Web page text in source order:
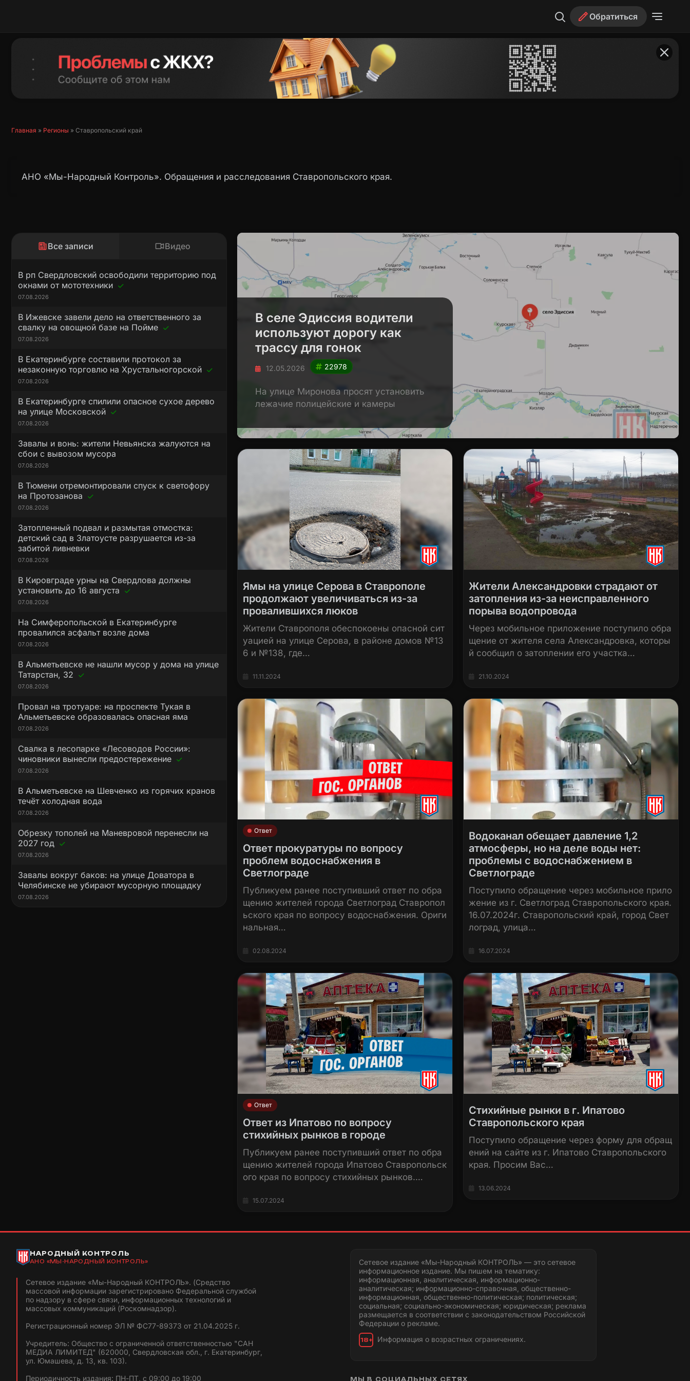
Обратиться
Главная » Регионы » Ставропольский край
АНО «Мы-Народный Контроль». Обращения и расследования Ставропольского края.
Все записи Видео
В рп Свердловский освободили территорию под
окнами от мототехники
07.08.2026
В Ижевске завели дело на ответственного за
свалку на овощной базе на Пойме
07.08.2026
В Екатеринбурге составили протокол за
незаконную торговлю на Хрустальногорской
07.08.2026
В Екатеринбурге спилили опасное сухое дерево
на улице Московской
07.08.2026
Завалы и вонь: жители Невьянска жалуются на
сбои с вывозом мусора
07.08.2026
В Тюмени отремонтировали спуск к светофору
на Протозанова
07.08.2026
Затопленный подвал и размытая отмостка:
детский сад в Златоусте разрушается из-за
забитой ливневки
07.08.2026
В Кировграде урны на Свердлова должны
установить до 16 августа
07.08.2026
На Симферопольской в Екатеринбурге
провалился асфальт возле дома
07.08.2026
В Альметьевске не нашли мусор у дома на улице
Татарстан, 32
07.08.2026
Провал на тротуаре: на проспекте Тукая в
Альметьевске образовалась опасная яма
07.08.2026
Свалка в лесопарке «Лесоводов России»:
чиновники вынесли предостережение
07.08.2026
В Альметьевске на Шевченко из горячих кранов
течёт холодная вода
07.08.2026
Обрезку тополей на Маневровой перенесли на
2027 год
07.08.2026
Завалы вокруг баков: на улице Доватора в
Челябинске не убирают мусорную площадку
07.08.2026
В селе Эдиссия водители
используют дорогу как
трассу для гонок
12.05.2026 22978
На улице Миронова просят установить
лежачие полицейские и камеры
Ямы на улице Серова в Ставрополе
продолжают увеличиваться из-за
провалившихся люков
Жители Ставрополя обеспокоены опасной сит
уацией на улице Серова, в районе домов №13
6 и №138, где…
11.11.2024
Жители Александровки страдают от
затопления из-за неисправленного
порыва водопровода
Через мобильное приложение поступило обра
щение от жителя села Александровка, которы
й сообщил о затоплении его участка…
21.10.2024
Ответ
Ответ прокуратуры по вопросу
проблем водоснабжения в
Светлограде
Публикуем ранее поступивший ответ по обра
щению жителей города Светлоград Ставропол
ьского края по вопросу водоснабжения. Ориги
нальная…
02.08.2024
Водоканал обещает давление 1,2
атмосферы, но на деле воды нет:
проблемы с водоснабжением в
Светлограде
Поступило обращение через мобильное прило
жение из г. Светлоград Ставропольского края.
16.07.2024г. Ставропольский край, город Свет
лоград, улица…
16.07.2024
Ответ
Ответ из Ипатово по вопросу
стихийных рынков в городе
Публикуем ранее поступивший ответ по обра
щению жителей города Ипатово Ставропольск
ого края по вопросу стихийных рынков.…
15.07.2024
Стихийные рынки в г. Ипатово
Ставропольского края
Поступило обращение через форму для обращ
ений на сайте из г. Ипатово Ставропольского
края. Просим Вас…
13.06.2024
НАРОДНЫЙ КОНТРОЛЬ
АНО «МЫ-НАРОДНЫЙ КОНТРОЛЬ»
Сетевое издание «Мы-Народный КОНТРОЛЬ». (Средство
массовой информации зарегистрировано Федеральной службой
по надзору в сфере связи, информационных технологий и
массовых коммуникаций (Роскомнадзор).
Регистрационный номер ЭЛ № ФС77-89373 от 21.04.2025 г.
Учредитель: Общество с ограниченной ответственностью "САН
МЕДИА ЛИМИТЕД" (620000, Свердловская обл., г. Екатеринбург,
ул. Юмашева, д. 13, кв. 103).
Периодичность издания: ПН-ПТ, с 09:00 до 19:00
Сетевое издание «Мы-Народный КОНТРОЛЬ» — это сетевое
информационное издание. Мы пишем на тематику:
информационная, аналитическая, информационно-
аналитическая; информационно-справочная, общественно-
информационная, общественно-политическая; политическая;
социальная; социально-экономическая; юридическая; реклама
размещается в соответствии с законодательством Российской
Федерации о рекламе.
18+ Информация о возрастных ограничениях.